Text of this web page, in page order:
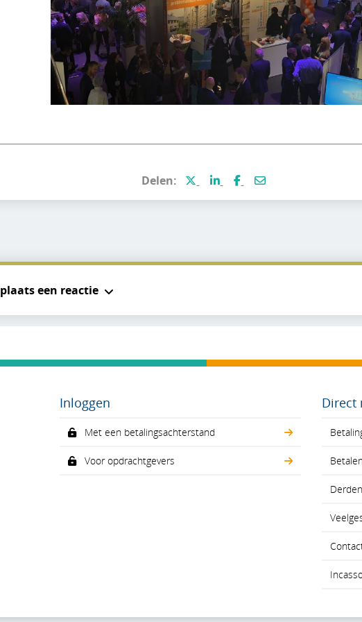
Delen: Deel deze pagina via X
Deel deze pagina via
Deel deze pagina via
Deel deze pagina
plaats een reactie
Inloggen
Met een betalingsachterstand
Voor opdrachtgevers
Direct